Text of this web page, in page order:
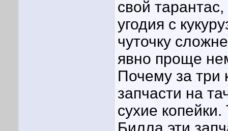
свой
угодия с
чуточку
явно проще
Почему за три
запчасти на
сухие